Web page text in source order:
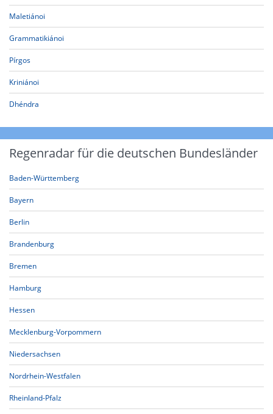
Maletiánoi
Grammatikiánoi
Pírgos
Kriniánoi
Dhéndra
Regenradar für die deutschen Bundesländer
Baden-Württemberg
Bayern
Berlin
Brandenburg
Bremen
Hamburg
Hessen
Mecklenburg-Vorpommern
Niedersachsen
Nordrhein-Westfalen
Rheinland-Pfalz